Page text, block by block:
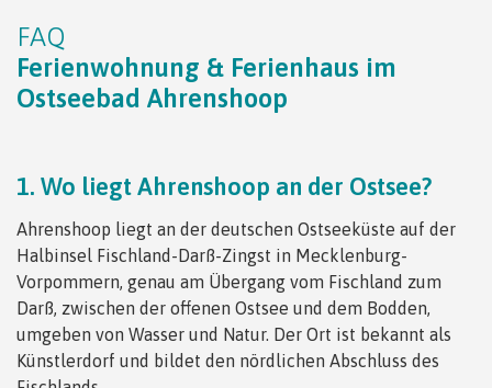
FAQ
Ferienwohnung & Ferienhaus im
Ostseebad Ahrenshoop
1. Wo liegt Ahrenshoop an der Ostsee?
Ahrenshoop liegt an der deutschen Ostseeküste auf der
Halbinsel Fischland-Darß-Zingst in Mecklenburg-
Vorpommern, genau am Übergang vom Fischland zum
Darß, zwischen der offenen Ostsee und dem Bodden,
umgeben von Wasser und Natur. Der Ort ist bekannt als
Künstlerdorf und bildet den nördlichen Abschluss des